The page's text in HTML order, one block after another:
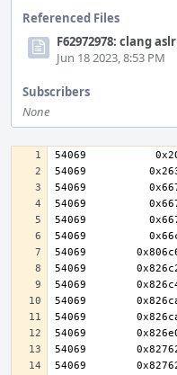
Referenced Files
F62972978: clang aslr
Jun 18 2023, 8:53 PM
Subscribers
None